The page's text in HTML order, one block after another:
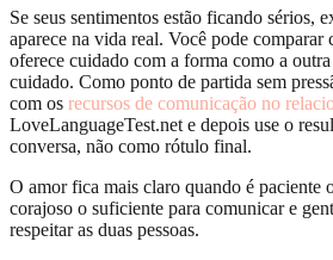
Se seus sentimentos estão ficando sérios,
aparece na vida real. Você pode comparar
oferece cuidado com a forma como a outra
cuidado. Como ponto de partida sem
com os recursos de comunicação no
LoveLanguageTest.net e depois use o
conversa, não como rótulo final.
O amor fica mais claro quando é paciente
corajoso o suficiente para comunicar e
respeitar as duas pessoas.